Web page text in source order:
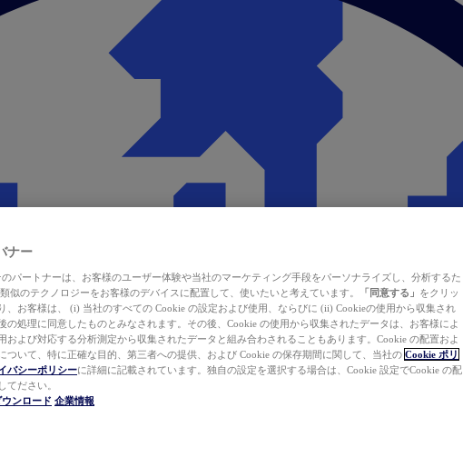
ナー
のパートナーは、お客様のユーザー体験や当社のマーケティング手段をパーソナライズし、分析するた
似のテクノロジーをお客様のデバイスに配置して、使いたいと考えています。
「同意する」 をクリッ
、お客様は、 (i) 当社のすべての Cookie の設定および使用、ならびに (ii) Cookieの使用から収集され
の処理に同意したものとみなされます。その後、Cookie の使用から収集されたデータは、お客様によ
および対応する分析測定から収集されたデータと組み合わされることもあります。Cookie の配置およ
ついて、特に正確な目的、第三者への提供、および Cookie の保存期間に関して、当社の Cookie ポリ
バシーポリシーに詳細に記載されています。独自の設定を選択する場合は、Cookie 設定でCookie の配
てださい。
ンロード 企業情報